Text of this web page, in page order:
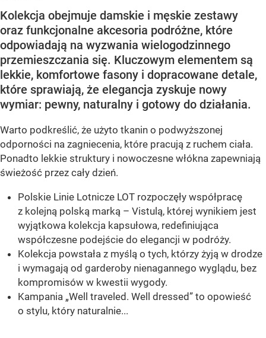
Kolekcja obejmuje damskie i męskie zestawy
oraz funkcjonalne akcesoria podróżne, które
odpowiadają na wyzwania wielogodzinnego
przemieszczania się. Kluczowym elementem są
lekkie, komfortowe fasony i dopracowane detale,
które sprawiają, że elegancja zyskuje nowy
wymiar: pewny, naturalny i gotowy do działania.
Warto podkreślić, że użyto tkanin o podwyższonej
odporności na zagniecenia, które pracują z ruchem ciała.
Ponadto lekkie struktury i nowoczesne włókna zapewniają
świeżość przez cały dzień.
Polskie Linie Lotnicze LOT rozpoczęły współpracę
z kolejną polską marką – Vistulą, której wynikiem jest
wyjątkowa kolekcja kapsułowa, redefiniująca
współczesne podejście do elegancji w podróży.
Kolekcja powstała z myślą o tych, którzy żyją w drodze
i wymagają od garderoby nienagannego wyglądu, bez
kompromisów w kwestii wygody.
Kampania „Well traveled. Well dressed” to opowieść
o stylu, który naturalnie...